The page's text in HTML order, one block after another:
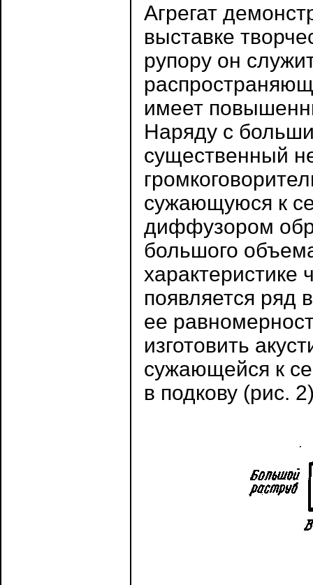
Агрегат
выставке
рупору он
имеет
Наряду с
существенный
сужающуюся к
диффузором
большого
характеристике
появляется ряд
ее
изготовить
сужающейся к
в подкову (рис.